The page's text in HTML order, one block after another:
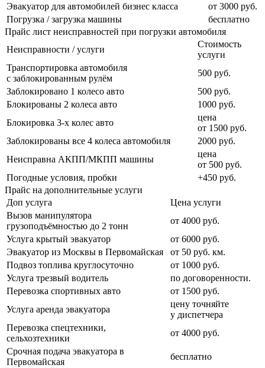
Эвакуатор для автомобилей бизнес класса
от 3000 руб.
Погрузка / загрузка машины
бесплатно
Прайс лист неисправностей при погрузки автомобиля
Неисправности / услуги
Стоимость
услуги
Транспортировка автомобиля
с заблокированным рулём
500 руб.
Заблокировано 1 колесо авто
500 руб.
Блокированы 2 колеса авто
1000 руб.
Блокировка 3-х колес авто
цена
от 1500 руб.
Заблокированы все 4 колеса автомобиля
2000 руб.
Неисправна АКПП/МКПП машины
цена
от 500 руб.
Погодные условия, пробки
+450 руб.
Прайс на дополнительные услуги
Доп услуга
Цена услуги
Вызов манипулятора
грузоподъёмностью до 2 тонн
от 4000 руб.
Услуга крытый эвакуатор
от 6000 руб.
Эвакуатор из Москвы в Первомайская
от 50 руб. км.
Подвоз топлива круглосуточно
от 1000 руб.
Услуга трезвый водитель
по договоренности.
Перевозка спортивных авто
от 1500 руб.
Услуга аренда эвакуатора
цену точняйте
у диспетчера
Перевозка спецтехники,
сельхозтехники
от 4000 руб.
Срочная подача эвакуатора в
Первомайская
бесплатно